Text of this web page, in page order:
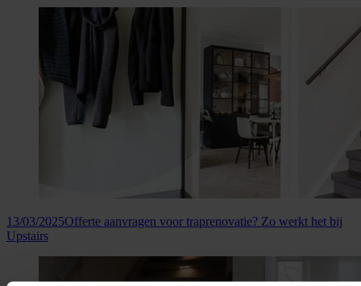
13/03/2025Offerte aanvragen voor traprenovatie? Zo werkt het bij
Upstairs